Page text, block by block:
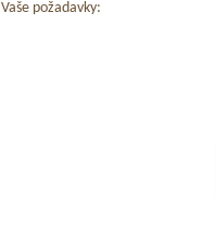
Vaše požadavky: